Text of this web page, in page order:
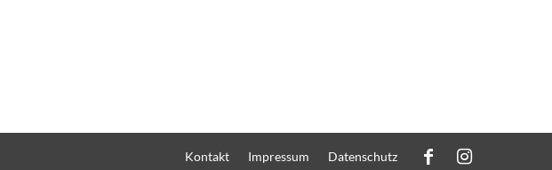
Kontakt Impressum Datenschutz